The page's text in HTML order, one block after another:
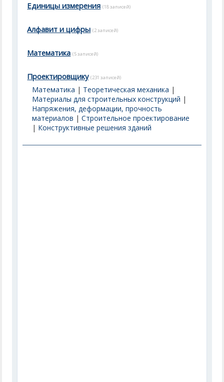
Единицы измерения (18 записей)
Алфавит и цифры (2 записей)
Математика (5 записей)
Проектировщику (231 записей)
Математика | Теоретическая механика |
Материалы для строительных конструкций |
Напряжения, деформации, прочность
материалов |Строительное проектирование
| Конструктивные решения зданий